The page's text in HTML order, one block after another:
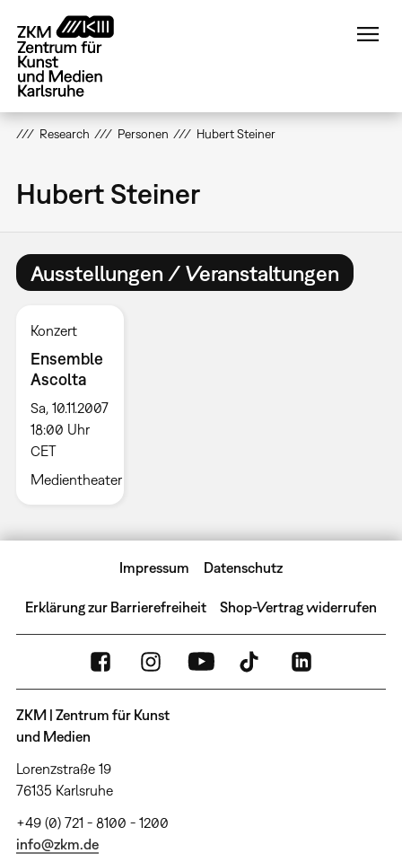
zum
Inhalt
Research Personen Hubert Steiner
Hubert Steiner
Ausstellungen / Veranstaltungen
Konzert
Ensemble
Ascolta
Sa, 10.11.2007
18:00 Uhr
CET
Medientheater
Impressum Datenschutz
Erklärung zur Barrierefreiheit Shop-Vertrag widerrufen
ZKM | Zentrum für Kunst
und Medien
Lorenzstraße 19
76135 Karlsruhe
+49 (0) 721 - 8100 - 1200
info@zkm.de